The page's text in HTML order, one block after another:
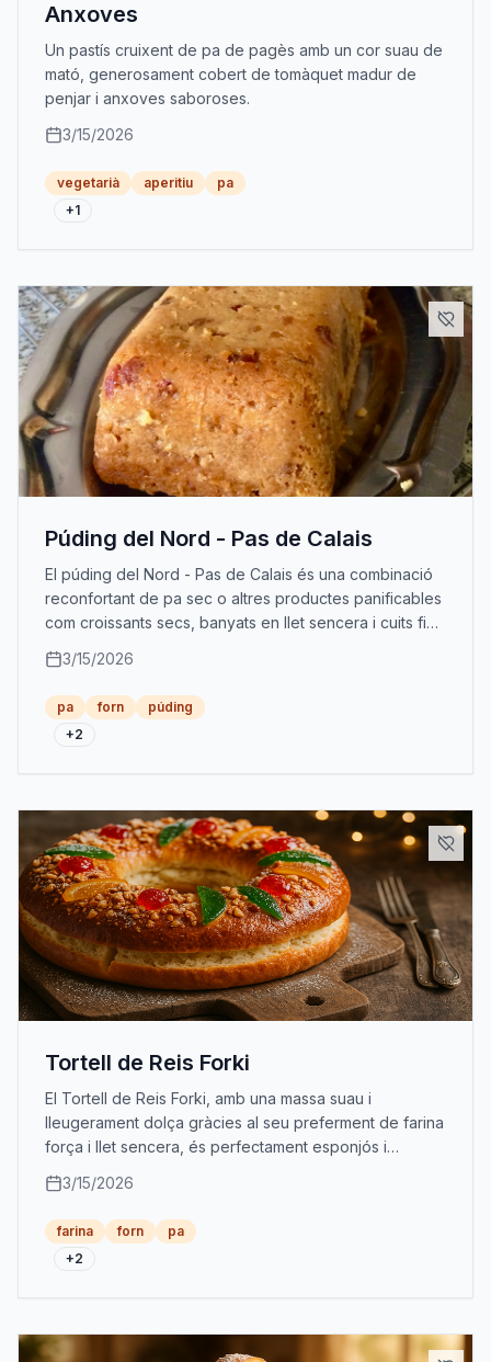
Anxoves
Un pastís cruixent de pa de pagès amb un cor suau de
mató, generosament cobert de tomàquet madur de
penjar i anxoves saboroses.
3/15/2026
vegetarià aperitiu
pa
+1
Púding del Nord - Pas de Calais
El púding del Nord - Pas de Calais és una combinació
reconfortant de pa sec o altres productes panificables
com croissants secs, banyats en llet sencera i cuits fins
a aconseguir una textura suau i cremosa.
3/15/2026
pa forn
púding
+2
Tortell de Reis Forki
El Tortell de Reis Forki, amb una massa suau i
lleugerament dolça gràcies al seu preferment de farina
força i llet sencera, és perfectament esponjós i
aromàtic per a celebrar el Dia de Reis.
3/15/2026
farina forn
pa
+2